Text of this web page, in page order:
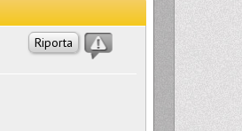
Riporta